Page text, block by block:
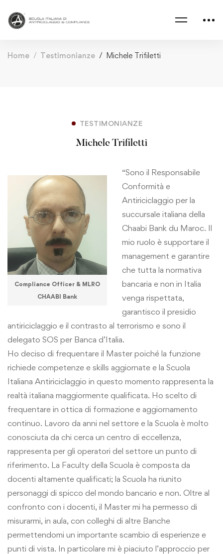
Home Testimonianze Michele Trifiletti
TESTIMONIANZE
Michele Trifiletti
Compliance Officer & MLRO
CHAABI Bank
“Sono il Responsabile
Conformità e
Antiriciclaggio per la
succursale italiana della
Chaabi Bank du Maroc. Il
mio ruolo è supportare il
management e garantire
che tutta la normativa
bancaria e non in Italia
venga rispettata,
garantisco il presidio
antiriciclaggio e il contrasto al terrorismo e sono il
delegato SOS per Banca d’Italia.
Ho deciso di frequentare il Master poiché la funzione
richiede competenze e skills aggiornate e la Scuola
Italiana Antiriciclaggio in questo momento rappresenta la
realtà italiana maggiormente qualificata. Ho scelto di
frequentare in ottica di formazione e aggiornamento
continuo. Lavoro da anni nel settore e la Scuola è molto
conosciuta da chi cerca un centro di eccellenza,
rappresenta per gli operatori del settore un punto di
riferimento. La Faculty della Scuola è composta da
docenti altamente qualificati; la Scuola ha riunito
personaggi di spicco del mondo bancario e non. Oltre al
confronto con i docenti, il Master mi ha permesso di
misurarmi, in aula, con colleghi di altre Banche
permettendomi un importante scambio di esperienze e
punti di vista. In particolare mi è piaciuto l’approccio per